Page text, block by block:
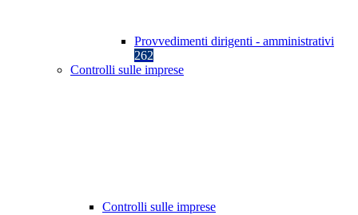
Provvedimenti dirigenti - amministrativi
262
Controlli sulle imprese
Controlli sulle imprese